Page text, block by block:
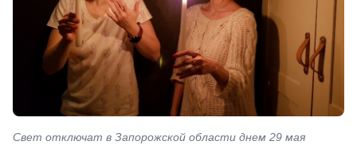
Свет отключат в Запорожской области днем 29 мая